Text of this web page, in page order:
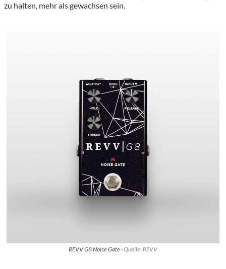
zu halten, mehr als gewachsen sein.
REVV G8 Noise Gate ·Quelle: REVV